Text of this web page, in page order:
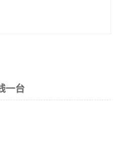
一台